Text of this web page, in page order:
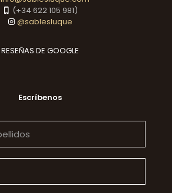
(+34 622 105 981)
@sablesluque
RESEÑAS DE GOOGLE
Escríbenos